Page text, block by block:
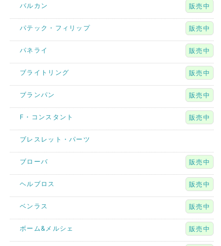
バルカン 販売中
パテック・フィリップ 販売中
パネライ 販売中
ブライトリング 販売中
ブランパン 販売中
F・コンスタント 販売中
ブレスレット・パーツ
ブローバ 販売中
ヘルブロス 販売中
ベンラス 販売中
ボーム&メルシェ 販売中